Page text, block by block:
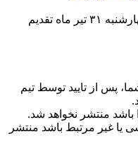
تعدادی از صفحات اول روزنامه‌های چهارشنبه ۳۱ تیر ماه تقدیم
پس از تایید توسط تیم
باشد منتشر نخواهد شد.
یا غیر مرتبط باشد منتشر